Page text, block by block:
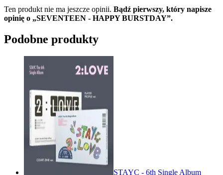
Ten produkt nie ma jeszcze opinii. Bądź pierwszy, który napisze
opinię o „SEVENTEEN - HAPPY BURSTDAY”.
Podobne produkty
STAYC - 6th Single Album